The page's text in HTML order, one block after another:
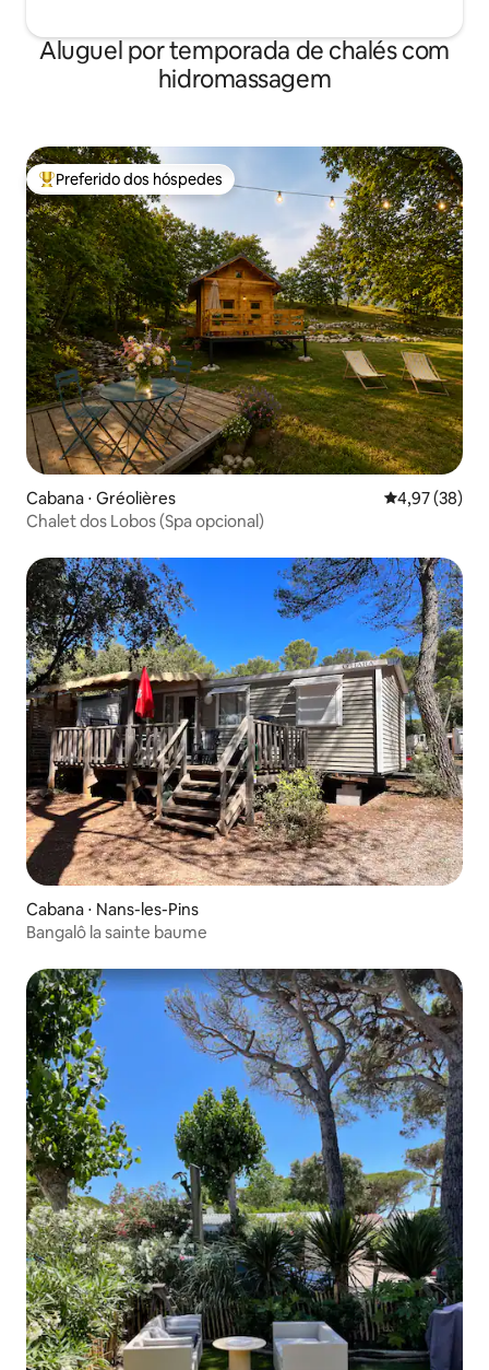
Aluguel por temporada de chalés com
hidromassagem
Entre os melhores preferidos dos hóspedes
Preferido dos hóspedes
Cabana ⋅ Gréolières 4,97 de uma
4,97 (38)
Chalet dos Lobos (Spa opcional)
Cabana ⋅ Nans-les-Pins
Bangalô la sainte baume